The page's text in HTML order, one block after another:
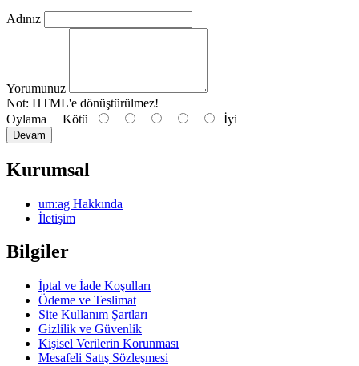
Adınız
Yorumunuz
Not: HTML'e dönüştürülmez!
Oylama Kötü İyi
Devam
Kurumsal
um:ag Hakkında
İletişim
Bilgiler
İptal ve İade Koşulları
Ödeme ve Teslimat
Site Kullanım Şartları
Gizlilik ve Güvenlik
Kişisel Verilerin Korunması
Mesafeli Satış Sözleşmesi